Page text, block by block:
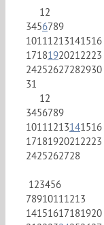
1 2
3456789
1011 1213141516
1718192021 2223
24252627282930
31
1 2
3456789
1011 1213141516
1718192021 2223
2425262728
1 23456
7891011 1213
14151617181920